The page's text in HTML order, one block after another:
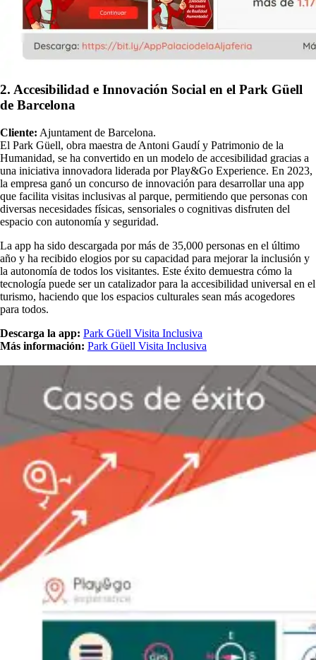
2. Accesibilidad e Innovación Social en el Park Güell
de Barcelona
Cliente: Ajuntament de Barcelona.
El Park Güell, obra maestra de Antoni Gaudí y Patrimonio de la
Humanidad, se ha convertido en un modelo de accesibilidad gracias a
una iniciativa innovadora liderada por Play&Go Experience. En 2023,
la empresa ganó un concurso de innovación para desarrollar una app
que facilita visitas inclusivas al parque, permitiendo que personas con
diversas necesidades físicas, sensoriales o cognitivas disfruten del
espacio con autonomía y seguridad.
La app ha sido descargada por más de 35,000 personas en el último
año y ha recibido elogios por su capacidad para mejorar la inclusión y
la autonomía de todos los visitantes. Este éxito demuestra cómo la
tecnología puede ser un catalizador para la accesibilidad universal en el
turismo, haciendo que los espacios culturales sean más acogedores
para todos.
Descarga la app: Park Güell Visita Inclusiva
Más información: Park Güell Visita Inclusiva